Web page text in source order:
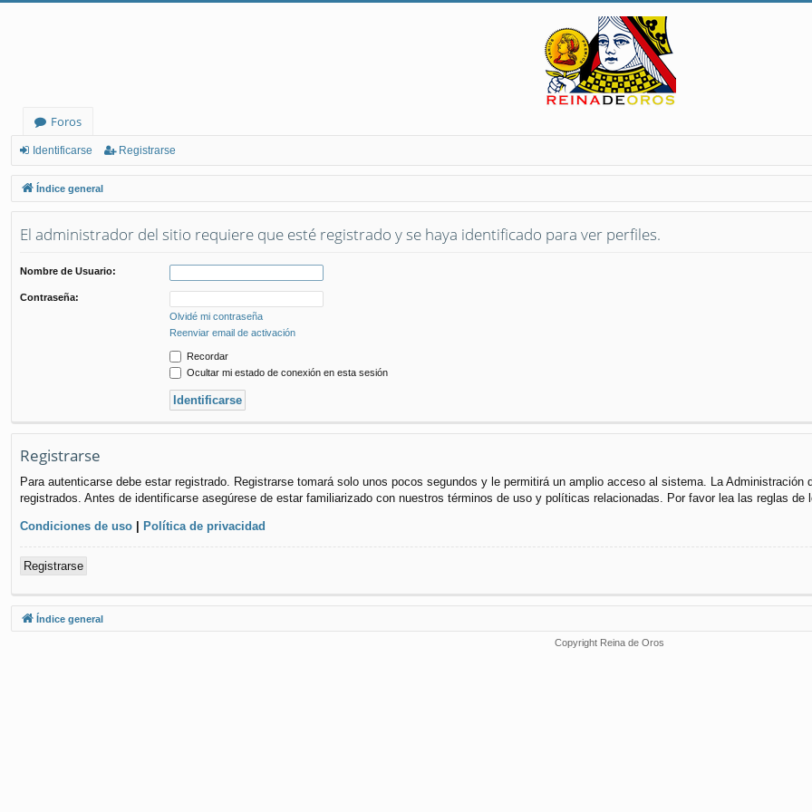
Foros
Identificarse Registrarse
Índice general
El administrador del sitio requiere que esté registrado y se haya identificado para ver perfiles.
Nombre de Usuario:
Contraseña:
Olvidé mi contraseña
Reenviar email de activación
Recordar
Ocultar mi estado de conexión en esta sesión
Registrarse
Para autenticarse debe estar registrado. Registrarse tomará solo unos pocos segundos y le permitirá un amplio acceso al sistema. La
registrados. Antes de identificarse asegúrese de estar familiarizado con nuestros términos de uso y políticas relacionadas. Por favor lea las reglas de
Condiciones de uso | Política de privacidad
Registrarse
Índice general
Copyright Reina de Oros